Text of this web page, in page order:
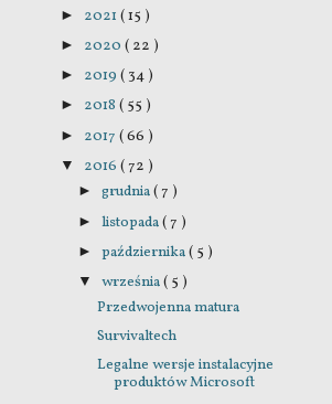
► 2021 ( 15 )
► 2020 ( 22 )
► 2019 ( 34 )
► 2018 ( 55 )
► 2017 ( 66 )
▼ 2016 ( 72 )
►grudnia( 7 )
►listopada( 7 )
►października( 5 )
▼września( 5 )
Przedwojenna matura
Survivaltech
Legalne wersje instalacyjne
produktów Microsoft